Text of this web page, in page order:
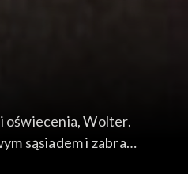
oświecenia, Wolter.
sąsiadem i zabrać